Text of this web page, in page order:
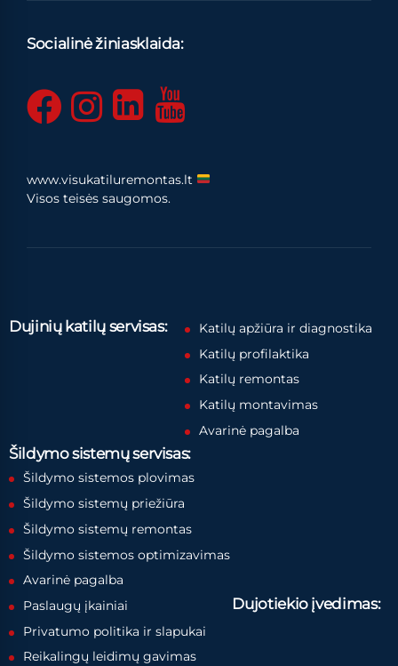
Socialinė žiniasklaida:
www.visukatiluremontas.lt
Visos teisės saugomos.
Dujinių katilų servisas:
Katilų apžiūra ir diagnostika
Katilų profilaktika
Katilų remontas
Katilų montavimas
Avarinė pagalba
Šildymo sistemų servisas:
Šildymo sistemos plovimas
Šildymo sistemų priežiūra
Šildymo sistemų remontas
Šildymo sistemos optimizavimas
Avarinė pagalba
Paslaugų įkainiai
Privatumo politika ir slapukai
Dujotiekio įvedimas:
Reikalingų leidimų gavimas